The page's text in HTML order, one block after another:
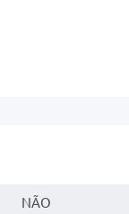
NÃO